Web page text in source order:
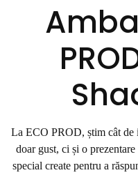
La ECO PROD, știm cât de
doar gust, ci și o
special create pentru a